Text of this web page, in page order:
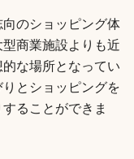
のショッピング体
商業施設よりも近
な場所となってい
とショッピングを
ることができま